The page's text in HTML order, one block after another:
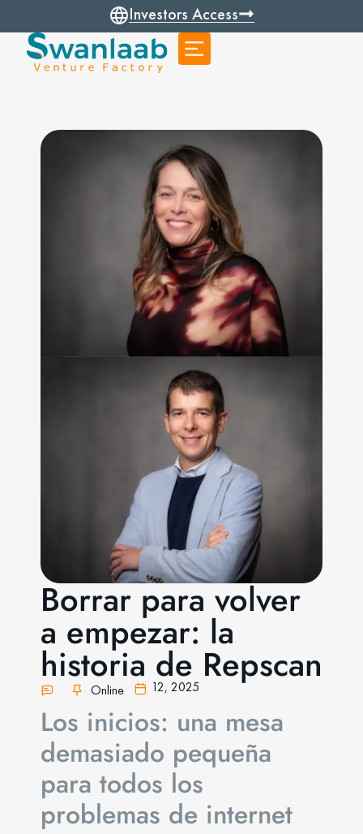
Investors Access
Borrar para volver
a empezar: la
historia de Repscan
Online 12, 2025
Los inicios: una mesa
demasiado pequeña
para todos los
problemas de internet